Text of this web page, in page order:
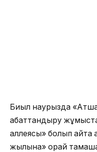
Биыл наурызда
абаттандыру
аллеясы» болып
жылына» орай